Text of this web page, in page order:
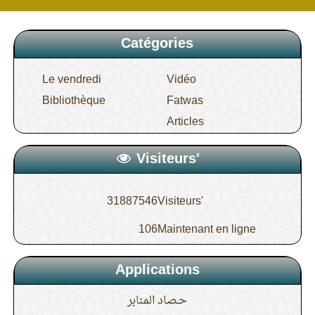
Catégories
Vidéo
Le vendredi
Fatwas
Bibliothèque
Articles
Visiteurs'
Visiteurs'
31887546
Maintenant en ligne
106
Applications
حـصاد المنابر